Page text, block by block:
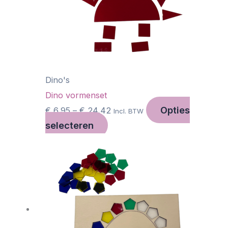
Dino's
Dino vormenset
€6,95 – €24,42 Incl. BTW
Opties
selecteren
kan
gekozen
productpagina